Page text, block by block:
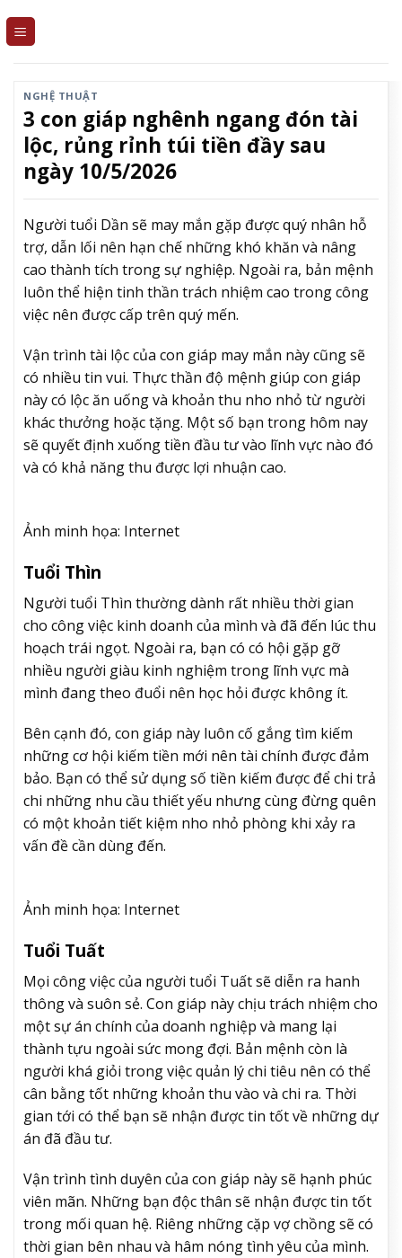
NGHỆ THUẬT
3 con giáp nghênh ngang đón tài
lộc, rủng rỉnh túi tiền đầy sau
ngày 10/5/2026
Người tuổi Dần sẽ may mắn gặp được quý nhân hỗ
trợ, dẫn lối nên hạn chế những khó khăn và nâng
cao thành tích trong sự nghiệp. Ngoài ra, bản mệnh
luôn thể hiện tinh thần trách nhiệm cao trong công
việc nên được cấp trên quý mến.
Vận trình tài lộc của con giáp may mắn này cũng sẽ
có nhiều tin vui. Thực thần độ mệnh giúp con giáp
này có lộc ăn uống và khoản thu nho nhỏ từ người
khác thưởng hoặc tặng. Một số bạn trong hôm nay
sẽ quyết định xuống tiền đầu tư vào lĩnh vực nào đó
và có khả năng thu được lợi nhuận cao.
Ảnh minh họa: Internet
Tuổi Thìn
Người tuổi Thìn thường dành rất nhiều thời gian
cho công việc kinh doanh của mình và đã đến lúc thu
hoạch trái ngọt. Ngoài ra, bạn có có hội gặp gỡ
nhiều người giàu kinh nghiệm trong lĩnh vực mà
mình đang theo đuổi nên học hỏi được không ít.
Bên cạnh đó, con giáp này luôn cố gắng tìm kiếm
những cơ hội kiếm tiền mới nên tài chính được đảm
bảo. Bạn có thể sử dụng số tiền kiếm được để chi trả
chi những nhu cầu thiết yếu nhưng cùng đừng quên
có một khoản tiết kiệm nho nhỏ phòng khi xảy ra
vấn đề cần dùng đến.
Ảnh minh họa: Internet
Tuổi Tuất
Mọi công việc của người tuổi Tuất sẽ diễn ra hanh
thông và suôn sẻ. Con giáp này chịu trách nhiệm cho
một sự án chính của doanh nghiệp và mang lại
thành tựu ngoài sức mong đợi. Bản mệnh còn là
người khá giỏi trong việc quản lý chi tiêu nên có thể
cân bằng tốt những khoản thu vào và chi ra. Thời
gian tới có thể bạn sẽ nhận được tin tốt về những dự
án đã đầu tư.
Vận trình tình duyên của con giáp này sẽ hạnh phúc
viên mãn. Những bạn độc thân sẽ nhận được tin tốt
trong mối quan hệ. Riêng những cặp vợ chồng sẽ có
thời gian bên nhau và hâm nóng tình yêu của mình.